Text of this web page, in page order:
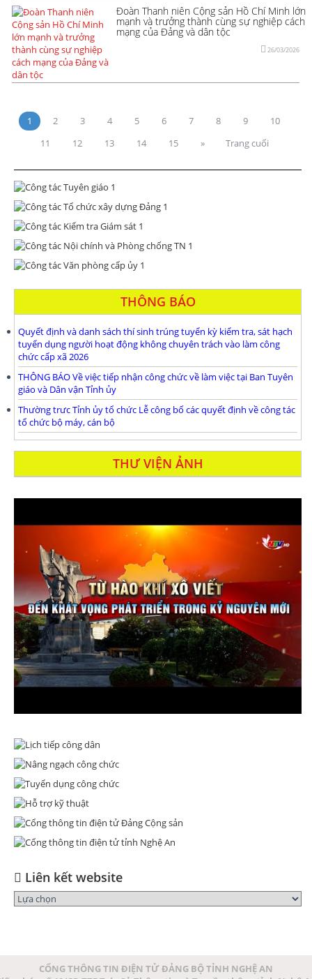
Đoàn Thanh niên Cộng sản Hồ Chí Minh lớn
mạnh và trưởng thành cùng sự nghiệp cách
mạng của Đảng và dân tộc
26/03/2026
1 2 3 4 5 6 7 8 9
10
11
12 13 14 15 » Trang cuối
THÔNG BÁO
Quyết định và danh sách thí sinh trúng tuyển kỳ kiểm tra, sát hạch
tuyển dụng người hoạt động không chuyên trách vào làm công
chức cấp xã 2026
THÔNG BÁO Về việc tiếp nhận công chức về làm việc tại Ban Tuyên
giáo và Dân vận Tỉnh ủy
Thường trưc Tỉnh ủy tổ chức Lễ công bố các quyết định về công tác
tổ chức bộ máy, cán bộ
THƯ VIỆN ẢNH
Liên kết website
CỔNG THÔNG TIN ĐIỆN TỬ ĐẢNG BỘ TỈNH NGHỆ AN